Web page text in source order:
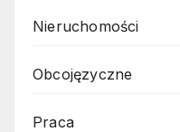
Nieruchomości
Obcojęzyczne
Praca